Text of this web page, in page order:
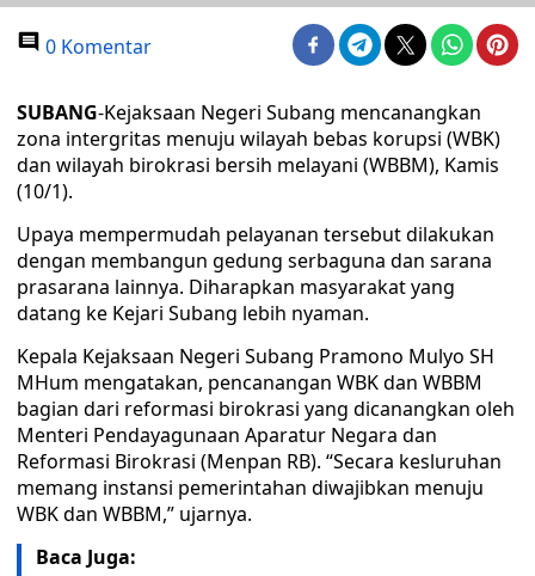
0 Komentar
SUBANG-Kejaksaan Negeri Subang mencanangkan
zona intergritas menuju wilayah bebas korupsi (WBK)
dan wilayah birokrasi bersih melayani (WBBM), Kamis
(10/1).
Upaya mempermudah pelayanan tersebut dilakukan
dengan membangun gedung serbaguna dan sarana
prasarana lainnya. Diharapkan masyarakat yang
datang ke Kejari Subang lebih nyaman.
Kepala Kejaksaan Negeri Subang Pramono Mulyo SH
MHum mengatakan, pencanangan WBK dan WBBM
bagian dari reformasi birokrasi yang dicanangkan oleh
Menteri Pendayagunaan Aparatur Negara dan
Reformasi Birokrasi (Menpan RB). “Secara kesluruhan
memang instansi pemerintahan diwajibkan menuju
WBK dan WBBM,” ujarnya.
Baca Juga: